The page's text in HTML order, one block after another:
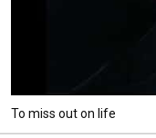
To miss out on life